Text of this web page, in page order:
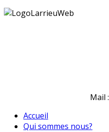
Mail :
Accueil
Qui sommes nous?